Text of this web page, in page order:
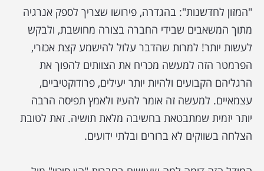
"המזון לחדשנות": בהגדרה, פירושו שצריך לספק אנרגיה
מתוך המשאבים שבידי החברה בצורה מחושבת, ולבקש
לעשות יותר! למרות שהדבר עלול להישמע קצת אכזרי,
הפרמטר הזה למעשה מכריח את הצוותים להפוך את
הרגליהם הקבועים ולהיות יותר יעילים, פרודוקטיביים,
עצמאיים. למעשה זה אומר להעיז ולאמץ תפיסה הרבה
יותר יזמית שמתבטאת בחשיבה מלאת תושיה. זאת לטובת
הצלחה בשווקים לא ברורים ובלתי ידועים.